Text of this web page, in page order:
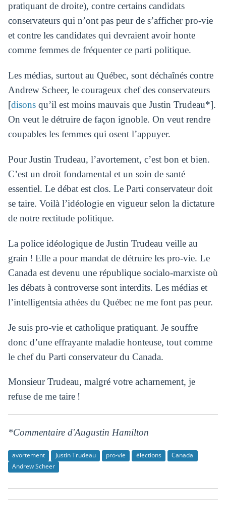
pratiquant de droite), contre certains candidats
conservateurs qui n’ont pas peur de s’afficher pro-vie
et contre les candidates qui devraient avoir honte
comme femmes de fréquenter ce parti politique.
Les médias, surtout au Québec, sont déchaînés contre
Andrew Scheer, le courageux chef des conservateurs
[disonsqu’il est moins mauvais que Justin Trudeau*].
On veut le détruire de façon ignoble. On veut rendre
coupables les femmes qui osent l’appuyer.
Pour Justin Trudeau, l’avortement, c’est bon et bien.
C’est un droit fondamental et un soin de santé
essentiel. Le débat est clos. Le Parti conservateur doit
se taire. Voilà l’idéologie en vigueur selon la dictature
de notre rectitude politique.
La police idéologique de Justin Trudeau veille au
grain ! Elle a pour mandat de détruire les pro-vie. Le
Canada est devenu une république socialo-marxiste où
les débats à controverse sont interdits. Les médias et
l’intelligentsia athées du Québec ne me font pas peur.
Je suis pro-vie et catholique pratiquant. Je souffre
donc d’une effrayante maladie honteuse, tout comme
le chef du Parti conservateur du Canada.
Monsieur Trudeau, malgré votre acharnement, je
refuse de me taire !
*Commentaire d'Augustin Hamilton
avortement Justin Trudeau pro-vie élections
Canada
Andrew Scheer